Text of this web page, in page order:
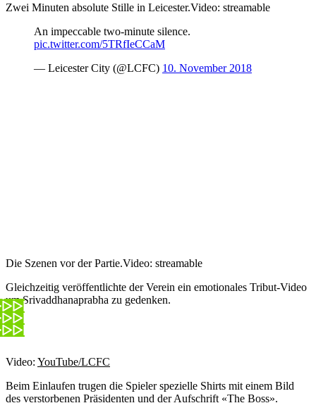
Zwei Minuten absolute Stille in Leicester.Video: streamable
An impeccable two-minute silence.
pic.twitter.com/5TRfIeCCaM
— Leicester City (@LCFC) 10. November 2018
Die Szenen vor der Partie.Video: streamable
Gleichzeitig veröffentlichte der Verein ein emotionales Tribut-Video
um Srivaddhanaprabha zu gedenken.
Video: YouTube/LCFC
Beim Einlaufen trugen die Spieler spezielle Shirts mit einem Bild
des verstorbenen Präsidenten und der Aufschrift «The Boss».